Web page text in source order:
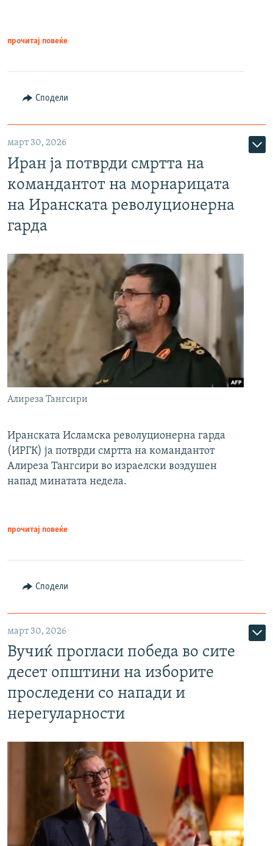
прочитај повеќе
Сподели
март 30, 2026
Иран ја потврди смртта на
командантот на морнарицата
на Иранската револуционерна
гарда
Алиреза Тангсири
Иранската Исламска револуционерна гарда
(ИРГК) ја потврди смртта на командантот
Алиреза Тангсири во израелски воздушен
напад минатата недела.
прочитај повеќе
Сподели
март 30, 2026
Вучиќ прогласи победа во сите
десет општини на изборите
проследени со напади и
нерегуларности